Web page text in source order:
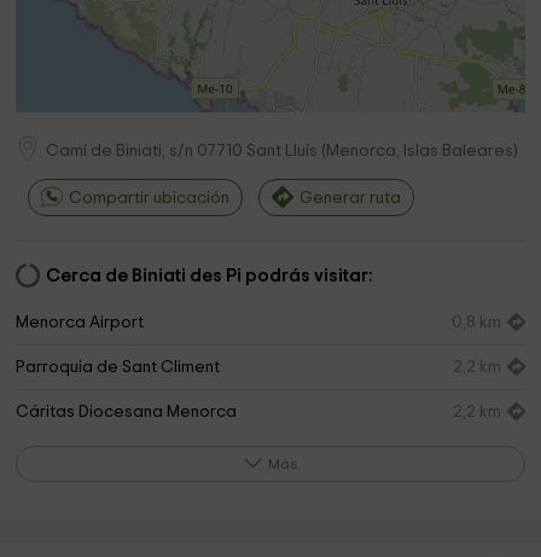
Camí de Biniati, s/n 07710 Sant Lluís ( Menorca, Islas Baleares)
Compartir ubicación Generar ruta
Cerca de Biniati des Pi podrás visitar:
Menorca Airport 0,8 km
Parroquia de Sant Climent 2,2 km
Cáritas Diocesana Menorca 2,2 km
Real Aeroclub Mahón Menorca Más